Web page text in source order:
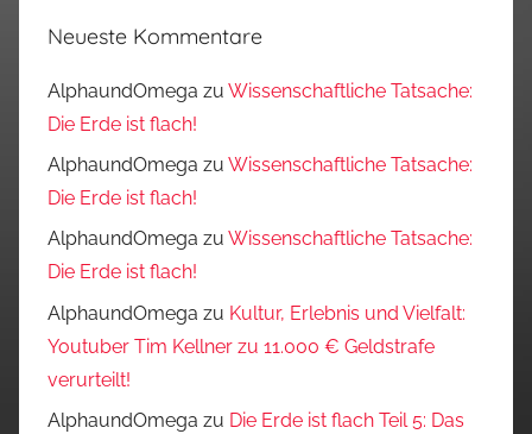
Neueste Kommentare
AlphaundOmega zu Wissenschaftliche Tatsache:
Die Erde ist flach!
AlphaundOmega zu Wissenschaftliche Tatsache:
Die Erde ist flach!
AlphaundOmega zu Wissenschaftliche Tatsache:
Die Erde ist flach!
AlphaundOmega zu Kultur, Erlebnis und Vielfalt:
Youtuber Tim Kellner zu 11.000 € Geldstrafe
verurteilt!
AlphaundOmega zu Die Erde ist flach Teil 5: Das